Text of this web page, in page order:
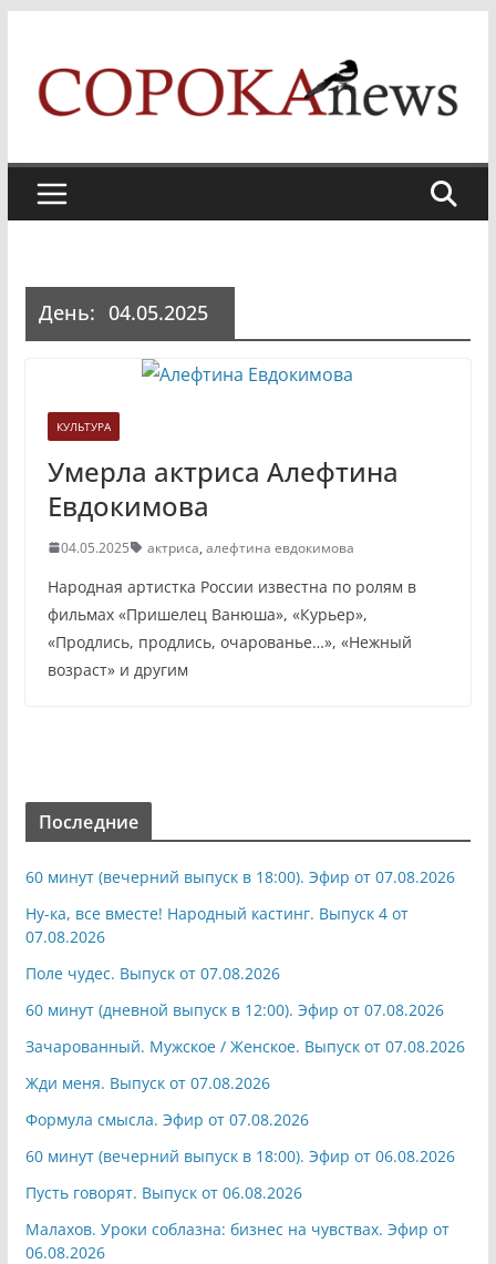
content
День: 04.05.2025
КУЛЬТУРА
Умерла актриса Алефтина
Евдокимова
04.05.2025 актриса, алефтина евдокимова
Народная артистка России известна по ролям в
фильмах «Пришелец Ванюша», «Курьер»,
«Продлись, продлись, очарованье…», «Нежный
возраст» и другим
Последние
60 минут (вечерний выпуск в 18:00). Эфир от 07.08.2026
Ну-ка, все вместе! Народный кастинг. Выпуск 4 от
07.08.2026
Поле чудес. Выпуск от 07.08.2026
60 минут (дневной выпуск в 12:00). Эфир от 07.08.2026
Зачарованный. Мужское / Женское. Выпуск от 07.08.2026
Жди меня. Выпуск от 07.08.2026
Формула смысла. Эфир от 07.08.2026
60 минут (вечерний выпуск в 18:00). Эфир от 06.08.2026
Пусть говорят. Выпуск от 06.08.2026
Малахов. Уроки соблазна: бизнес на чувствах. Эфир от
06.08.2026